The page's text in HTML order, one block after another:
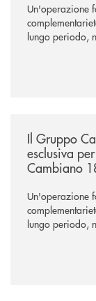
Un'operazione
lungo periodo,
negoziazione
Il Gruppo
esclusiva
Cambiano
Un'operazione
lungo periodo,
negoziazione